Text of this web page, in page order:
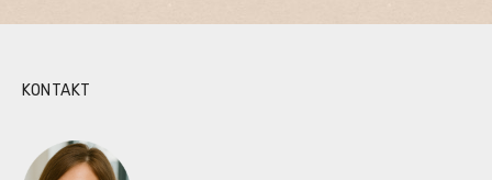
KONTAKT